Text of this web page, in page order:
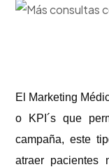
El Marketing
o KPI´s que
campaña, este
atraer pacientes